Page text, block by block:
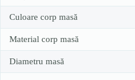
Culoare corp masă
Material corp masă
Diametru masă